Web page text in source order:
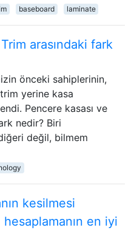
baseboard laminate
arasındaki fark
önceki sahiplerinin,
yerine kasa
Pencere kasası ve
nedir? Biri
değil, bilmem
kesilmesi
hesaplamanın en iyi